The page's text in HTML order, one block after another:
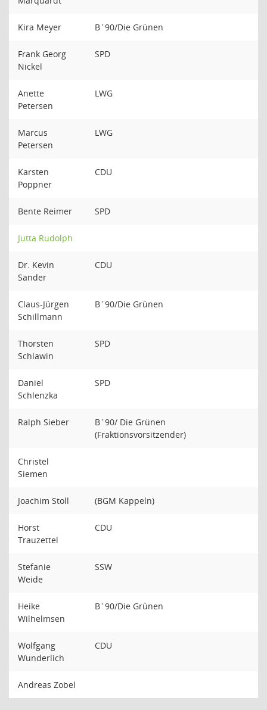
Kira Meyer B´90/Die Grünen
Frank Georg
Nickel
SPD
Anette
Petersen
LWG
Marcus
Petersen
LWG
Karsten
Poppner
CDU
Bente Reimer SPD
Jutta Rudolph
Dr. Kevin
Sander
CDU
Claus-Jürgen
Schillmann
B´90/Die Grünen
Thorsten
Schlawin
SPD
Daniel
Schlenzka
SPD
Ralph Sieber
B´90/ Die Grünen
(Fraktionsvorsitzender)
Christel
Siemen
Joachim Stoll (BGM Kappeln)
Horst
Trauzettel
CDU
Stefanie
Weide
SSW
Heike
Wilhelmsen
B`90/Die Grünen
Wolfgang
Wunderlich
CDU
Andreas Zobel